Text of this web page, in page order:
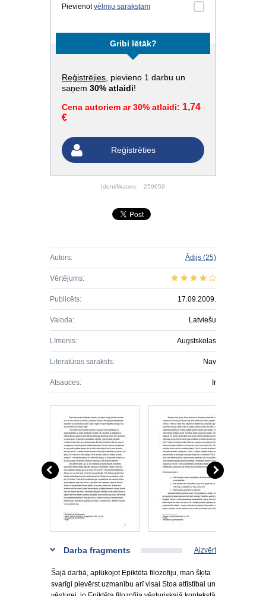
Pievienotvēlmju sarakstam
Gribi lētāk?
Reģistrējies , pievieno 1 darbu un
saņem 30% atlaidi!
Cena autoriem ar 30% atlaidi: 1,74
€
Reģistrēties
Identifikators: 259659
Autors: Ādijs (25)
Vērtējums:
Publicēts: 17.09.2009.
Valoda: Latviešu
Līmenis: Augstskolas
Literatūras saraksts: Nav
Atsauces: Ir
Darba fragments Aizvērt
Šajā darbā, aplūkojot Epiktēta filozofiju, man šķita
svarīgi pievērst uzmanību arī visai Stoa attīstībai un